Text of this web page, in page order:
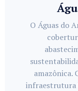
O Águas do
amazônica.
infraestrutura